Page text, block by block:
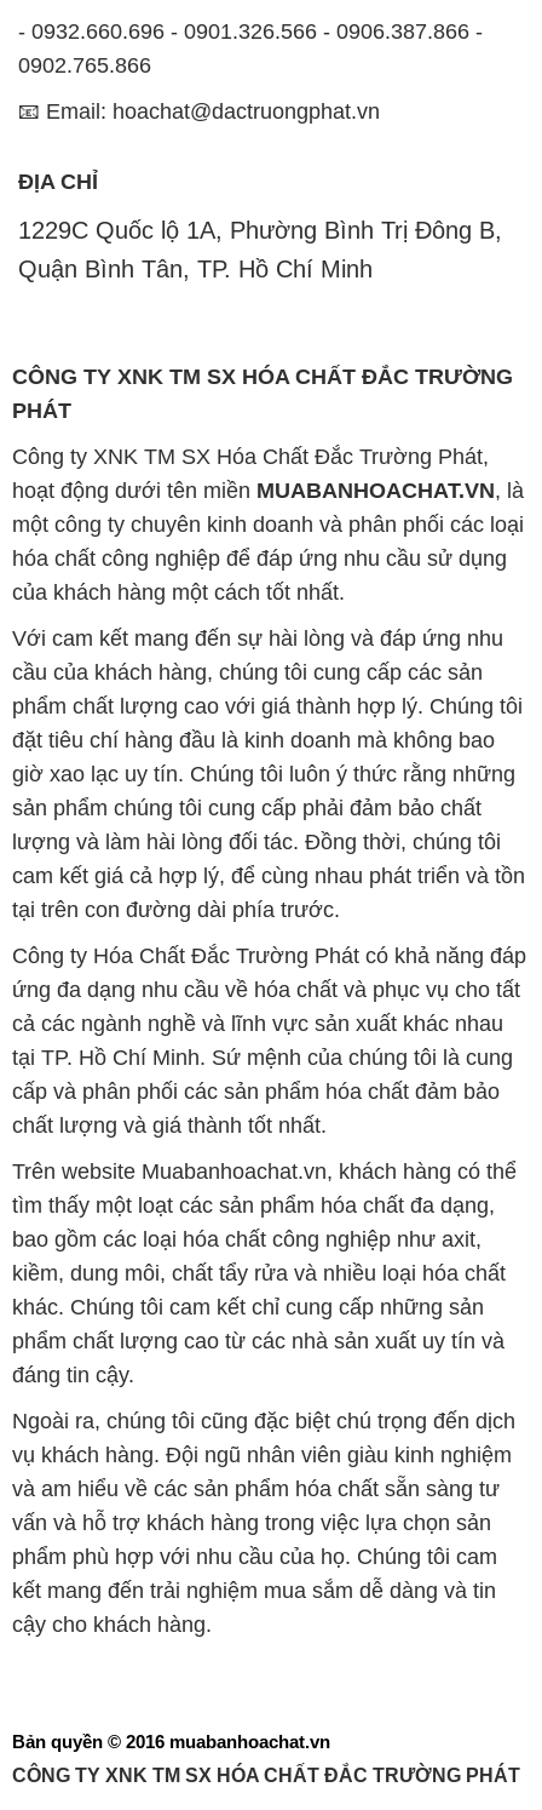
- 0932.660.696 - 0901.326.566 - 0906.387.866 -
0902.765.866
📧 Email: hoachat@dactruongphat.vn
ĐỊA CHỈ
1229C Quốc lộ 1A, Phường Bình Trị Đông B,
Quận Bình Tân, TP. Hồ Chí Minh
CÔNG TY XNK TM SX HÓA CHẤT ĐẮC TRƯỜNG
PHÁT
Công ty XNK TM SX Hóa Chất Đắc Trường Phát,
hoạt động dưới tên miền MUABANHOACHAT.VN, là
một công ty chuyên kinh doanh và phân phối các loại
hóa chất công nghiệp để đáp ứng nhu cầu sử dụng
của khách hàng một cách tốt nhất.
Với cam kết mang đến sự hài lòng và đáp ứng nhu
cầu của khách hàng, chúng tôi cung cấp các sản
phẩm chất lượng cao với giá thành hợp lý. Chúng tôi
đặt tiêu chí hàng đầu là kinh doanh mà không bao
giờ xao lạc uy tín. Chúng tôi luôn ý thức rằng những
sản phẩm chúng tôi cung cấp phải đảm bảo chất
lượng và làm hài lòng đối tác. Đồng thời, chúng tôi
cam kết giá cả hợp lý, để cùng nhau phát triển và tồn
tại trên con đường dài phía trước.
Công ty Hóa Chất Đắc Trường Phát có khả năng đáp
ứng đa dạng nhu cầu về hóa chất và phục vụ cho tất
cả các ngành nghề và lĩnh vực sản xuất khác nhau
tại TP. Hồ Chí Minh. Sứ mệnh của chúng tôi là cung
cấp và phân phối các sản phẩm hóa chất đảm bảo
chất lượng và giá thành tốt nhất.
Trên website Muabanhoachat.vn, khách hàng có thể
tìm thấy một loạt các sản phẩm hóa chất đa dạng,
bao gồm các loại hóa chất công nghiệp như axit,
kiềm, dung môi, chất tẩy rửa và nhiều loại hóa chất
khác. Chúng tôi cam kết chỉ cung cấp những sản
phẩm chất lượng cao từ các nhà sản xuất uy tín và
đáng tin cậy.
Ngoài ra, chúng tôi cũng đặc biệt chú trọng đến dịch
vụ khách hàng. Đội ngũ nhân viên giàu kinh nghiệm
và am hiểu về các sản phẩm hóa chất sẵn sàng tư
vấn và hỗ trợ khách hàng trong việc lựa chọn sản
phẩm phù hợp với nhu cầu của họ. Chúng tôi cam
kết mang đến trải nghiệm mua sắm dễ dàng và tin
cậy cho khách hàng.
Bản quyền © 2016 muabanhoachat.vn
CÔNG TY XNK TM SX HÓA CHẤT ĐẮC TRƯỜNG PHÁT